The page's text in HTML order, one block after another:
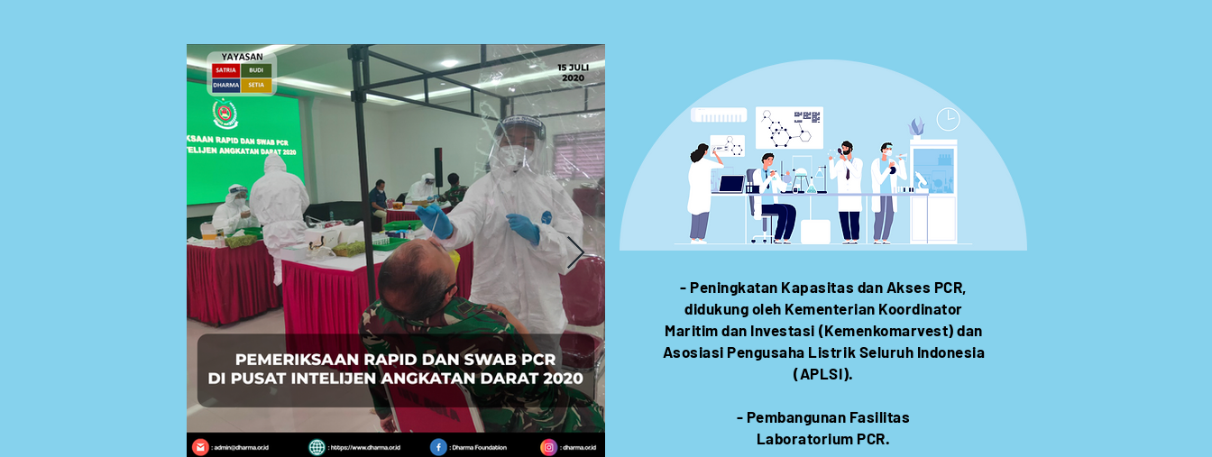
- Peningkatan Kapasitas dan Akses PCR,
didukung oleh Kementerian Koordinator
Maritim dan Investasi (Kemenkomarvest) dan
Asosiasi Pengusaha Listrik Seluruh Indonesia
(APLSI).
- Pembangunan Fasilitas
Laboratorium PCR.